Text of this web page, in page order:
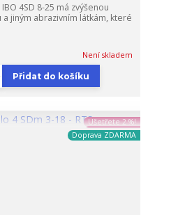
4SD 8-25 má zvýšenou
jiným abrazivním látkám, které
Není skladem
Přidat do košíku
Ušetřete 2 %!
Doprava ZDARMA